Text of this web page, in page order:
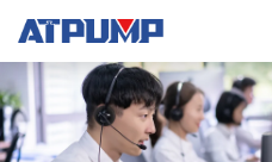
Дом